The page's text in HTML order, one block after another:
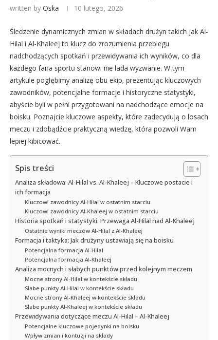
written by Oska 10 lutego, 2026
Śledzenie dynamicznych zmian w składach drużyn takich jak Al-
Hilal i Al-Khaleej to klucz do zrozumienia przebiegu
nadchodzących spotkań i przewidywania ich wyników, co dla
każdego fana sportu stanowi nie lada wyzwanie. W tym
artykule pogłębimy analizę obu ekip, prezentując kluczowych
zawodników, potencjalne formacje i historyczne statystyki,
abyście byli w pełni przygotowani na nadchodzące emocje na
boisku. Poznajcie kluczowe aspekty, które zadecydują o losach
meczu i zdobądźcie praktyczną wiedzę, która pozwoli Wam
lepiej kibicować.
Spis treści
Analiza składowa: Al-Hilal vs. Al-Khaleej – Kluczowe postacie i
ich formacja
Kluczowi zawodnicy Al-Hilal w ostatnim starciu
Kluczowi zawodnicy Al-Khaleej w ostatnim starciu
Historia spotkań i statystyki: Przewaga Al-Hilal nad Al-Khaleej
Ostatnie wyniki meczów Al-Hilal z Al-Khaleej
Formacja i taktyka: Jak drużyny ustawiają się na boisku
Potencjalna formacja Al-Hilal
Potencjalna formacja Al-Khaleej
Analiza mocnych i słabych punktów przed kolejnym meczem
Mocne strony Al-Hilal w kontekście składu
Słabe punkty Al-Hilal w kontekście składu
Mocne strony Al-Khaleej w kontekście składu
Słabe punkty Al-Khaleej w kontekście składu
Przewidywania dotyczące meczu Al-Hilal – Al-Khaleej
Potencjalne kluczowe pojedynki na boisku
Wpływ zmian i kontuzji na składy